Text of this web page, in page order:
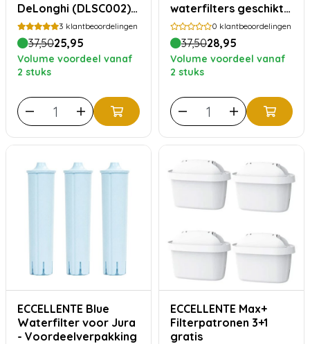
DeLonghi (DLSC002) –
3 stuks 3 klantbeoordelingen
37,5025,95
Volume voordeel vanaf
2 stuks
waterfilters geschikt
voor Melitta Pro Aqua
0 klantbeoordelingen
37,5028,95
Volume voordeel vanaf
2 stuks
ECCELLENTE Blue
Waterfilter voor Jura
- Voordeelverpakking
ECCELLENTE Max+
Filterpatronen 3+1
gratis